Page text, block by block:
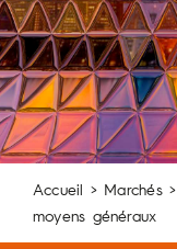
Plateforme
Services
Ecosystème
Accueil > Marchés>
moyens généraux